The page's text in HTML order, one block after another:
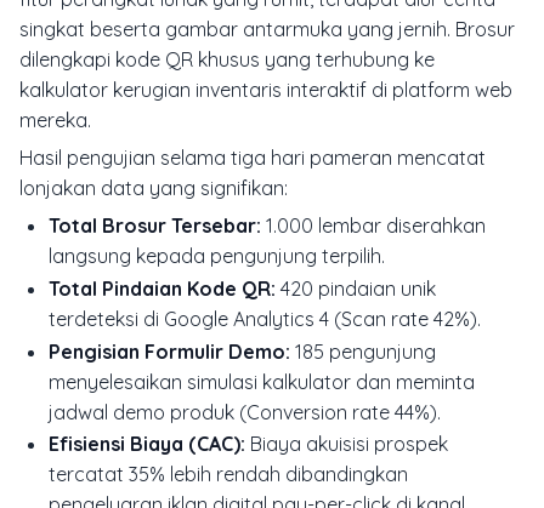
singkat beserta gambar antarmuka yang jernih. Brosur
dilengkapi kode QR khusus yang terhubung ke
kalkulator kerugian inventaris interaktif di platform web
mereka.
Hasil pengujian selama tiga hari pameran mencatat
lonjakan data yang signifikan:
Total Brosur Tersebar: 1.000 lembar diserahkan
langsung kepada pengunjung terpilih.
Total Pindaian Kode QR: 420 pindaian unik
terdeteksi di Google Analytics 4 (Scan rate 42%).
Pengisian Formulir Demo: 185 pengunjung
menyelesaikan simulasi kalkulator dan meminta
jadwal demo produk (Conversion rate 44%).
Efisiensi Biaya (CAC): Biaya akuisisi prospek
tercatat 35% lebih rendah dibandingkan